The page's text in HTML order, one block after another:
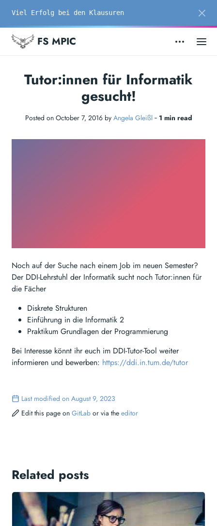
Viel Erfolg bei den Klausuren
FS MPIC
Tutor:innen für Informatik
gesucht!
Posted on October 7, 2016 by Angela Gleißl‐ 1 min read
Noch auf der Suche nach einem Job im neuen Semester?
Der DDI-Lehrstuhl der Informatik sucht noch Tutor:innen für
die Fächer
Diskrete Strukturen
Einführung in die Informatik 2
Praktikum Grundlagen der Programmierung
Bei Interesse könnt ihr euch im DDI-Tutor-Tool weiter
informieren und bewerben: https://ddi.in.tum.de/tutor
Last modified on August 9, 2023
Edit this page on GitLab or via the editor
Related posts